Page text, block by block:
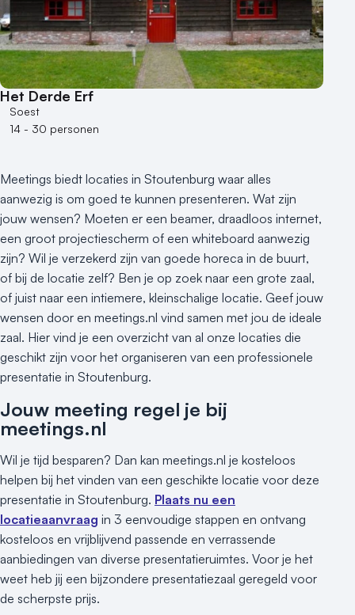
Aantal personen
1 - 50 personen
50 - 100 personen
100 - 250 personen
250 - 500 personen
500+ personen
Buitenlocatie
Duurzame locatie
Groene locatie
Heisessie
Hotel
Hybride events
Industriële locatie
Kasteel en landgoed
Kleine / intieme locatie
Locaties aan zee
Theater
Varende locatie
Het Derde Erf
Soest
14 - 30 personen
Meetings biedt locaties in Stoutenburg waar alles
aanwezig is om goed te kunnen presenteren. Wat zijn
jouw wensen? Moeten er een beamer, draadloos internet,
een groot projectiescherm of een whiteboard aanwezig
zijn? Wil je verzekerd zijn van goede horeca in de buurt,
of bij de locatie zelf? Ben je op zoek naar een grote zaal,
of juist naar een intiemere, kleinschalige locatie. Geef jouw
wensen door en meetings.nl vind samen met jou de ideale
zaal. Hier vind je een overzicht van al onze locaties die
geschikt zijn voor het organiseren van een professionele
presentatie in Stoutenburg.
Jouw meeting regel je bij
meetings.nl
Wil je tijd besparen? Dan kan meetings.nl je kosteloos
helpen bij het vinden van een geschikte locatie voor deze
presentatie in Stoutenburg. Plaats nu een
locatieaanvraag in 3 eenvoudige stappen en ontvang
kosteloos en vrijblijvend passende en verrassende
aanbiedingen van diverse presentatieruimtes. Voor je het
weet heb jij een bijzondere presentatiezaal geregeld voor
de scherpste prijs.